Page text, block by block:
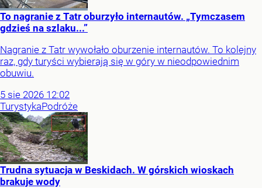
To nagranie z Tatr oburzyło internautów. „Tymczasem
gdzieś na szlaku...”
Nagranie z Tatr wywołało oburzenie internautów. To kolejny
raz, gdy turyści wybierają się w góry w nieodpowiednim
obuwiu.
5 sie 2026 12:02
TurystykaPodróże
Trudna sytuacja w Beskidach. W górskich wioskach
brakuje wody